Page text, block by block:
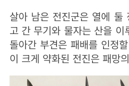
살아 남은 전진군은 열에 둘
고 간 무기와 물자는 산을 이
돌아간 부견은 패배를 인정
이 크게 약화된 전진은 패망